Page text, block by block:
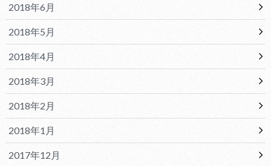
2018年6月
2018年5月
2018年4月
2018年3月
2018年2月
2018年1月
2017年12月